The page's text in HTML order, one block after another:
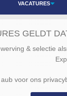
VACATURES
GELDT
& selectie
voor ons